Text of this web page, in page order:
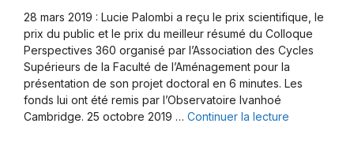
28 mars 2019 : Lucie Palombi a reçu le prix scientifique, le
prix du public et le prix du meilleur résumé du Colloque
Perspectives 360 organisé par l’Association des Cycles
Supérieurs de la Faculté de l’Aménagement pour la
présentation de son projet doctoral en 6 minutes. Les
fonds lui ont été remis par l’Observatoire Ivanhoé
Cambridge. 25 octobre 2019 … Continuer la lecture